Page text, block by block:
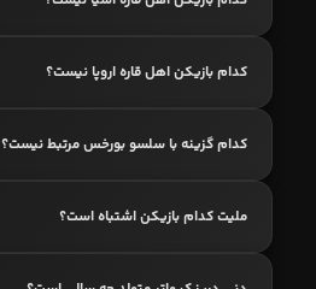
کدام بازیکن اهل قاره اروپا نیست؟
کدام گزینه با سلسو بورخس مرتبط نیست؟
ملیت کدام بازیکن اشتباه است؟